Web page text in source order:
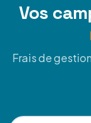
Vos
Frais de